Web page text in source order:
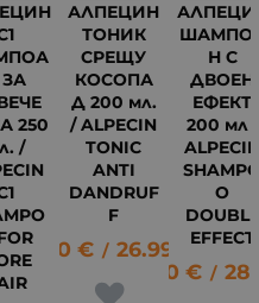
250
/
АЛПЕЦИН
ТОНИК
СРЕЩУ
КОСОПА
Д 200 мл.
/ ALPECIN
TONIC
ANTI
DANDRUF
F
13.80 € / 26.99 лв.
Н С
ДВОЕН
ЕФЕКТ
200 мл /
O
DOUBLE
EFFECT
14.50 € /